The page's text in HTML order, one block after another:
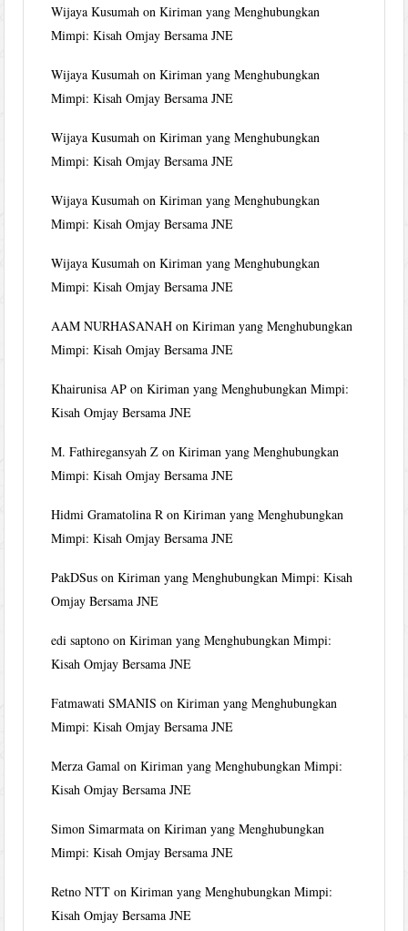
Wijaya Kusumah onKiriman yang Menghubungkan
Mimpi: Kisah Omjay Bersama JNE
Wijaya Kusumah onKiriman yang Menghubungkan
Mimpi: Kisah Omjay Bersama JNE
Wijaya Kusumah onKiriman yang Menghubungkan
Mimpi: Kisah Omjay Bersama JNE
Wijaya Kusumah onKiriman yang Menghubungkan
Mimpi: Kisah Omjay Bersama JNE
Wijaya Kusumah onKiriman yang Menghubungkan
Mimpi: Kisah Omjay Bersama JNE
AAM NURHASANAH onKiriman yang Menghubungkan
Mimpi: Kisah Omjay Bersama JNE
Khairunisa AP onKiriman yang Menghubungkan Mimpi:
Kisah Omjay Bersama JNE
M. Fathiregansyah Z onKiriman yang Menghubungkan
Mimpi: Kisah Omjay Bersama JNE
Hidmi Gramatolina R onKiriman yang Menghubungkan
Mimpi: Kisah Omjay Bersama JNE
PakDSus onKiriman yang Menghubungkan Mimpi: Kisah
Omjay Bersama JNE
edi saptono onKiriman yang Menghubungkan Mimpi:
Kisah Omjay Bersama JNE
Fatmawati SMANIS onKiriman yang Menghubungkan
Mimpi: Kisah Omjay Bersama JNE
Merza Gamal onKiriman yang Menghubungkan Mimpi:
Kisah Omjay Bersama JNE
Simon Simarmata onKiriman yang Menghubungkan
Mimpi: Kisah Omjay Bersama JNE
Retno NTT onKiriman yang Menghubungkan Mimpi:
Kisah Omjay Bersama JNE